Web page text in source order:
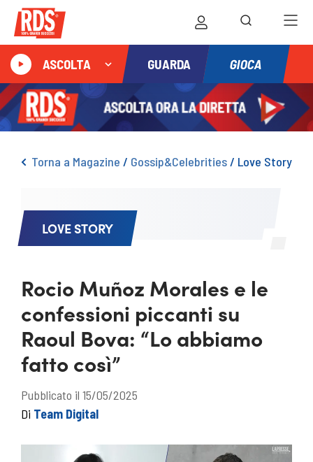
ASCOLTA GUARDA GIOCA
Torna a Magazine / Gossip&Celebrities/ Love Story
LOVE STORY
Rocio Muñoz Morales e le
confessioni piccanti su
Raoul Bova: “Lo abbiamo
fatto così”
Pubblicato il 15/05/2025
Di Team Digital